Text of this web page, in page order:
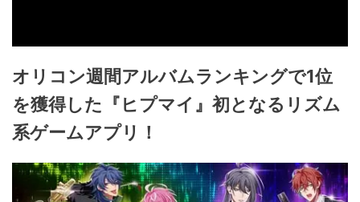
オリコン週間アルバムランキングで1位
を獲得した『ヒプマイ』初となるリズム
系ゲームアプリ！